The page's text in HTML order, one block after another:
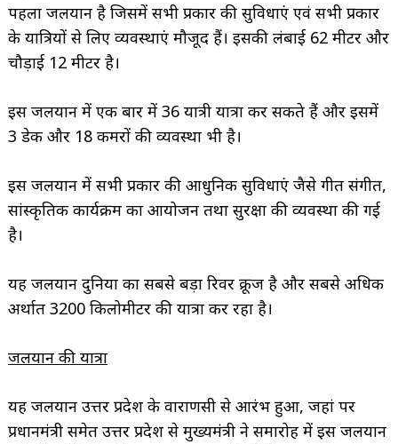
पहला जलयान है जिसमें सभी प्रकार की सुविधाएं एवं सभी प्रकार
के यात्रियों से लिए व्यवस्थाएं मौजूद हैं। इसकी लंबाई 62 मीटर और
चौड़ाई 12 मीटर है।
इस जलयान में एक बार में 36 यात्री यात्रा कर सकते हैं और इसमें
3 डेक और 18 कमरों की व्यवस्था भी है।
इस जलयान में सभी प्रकार की आधुनिक सुविधाएं जैसे गीत संगीत,
सांस्कृतिक कार्यक्रम का आयोजन तथा सुरक्षा की व्यवस्था की गई
है।
यह जलयान दुनिया का सबसे बड़ा रिवर क्रूज है और सबसे अधिक
अर्थात 3200 किलोमीटर की यात्रा कर रहा है।
जलयान की यात्रा
यह जलयान उत्तर प्रदेश के वाराणसी से आरंभ हुआ, जहां पर
प्रधानमंत्री समेत उत्तर प्रदेश से मुख्यमंत्री ने समारोह में इस जलयान